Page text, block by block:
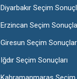
Diyarbakır Seçim
Erzincan Seçim
Giresun Seçim
Iğdır Seçim Sonuçları